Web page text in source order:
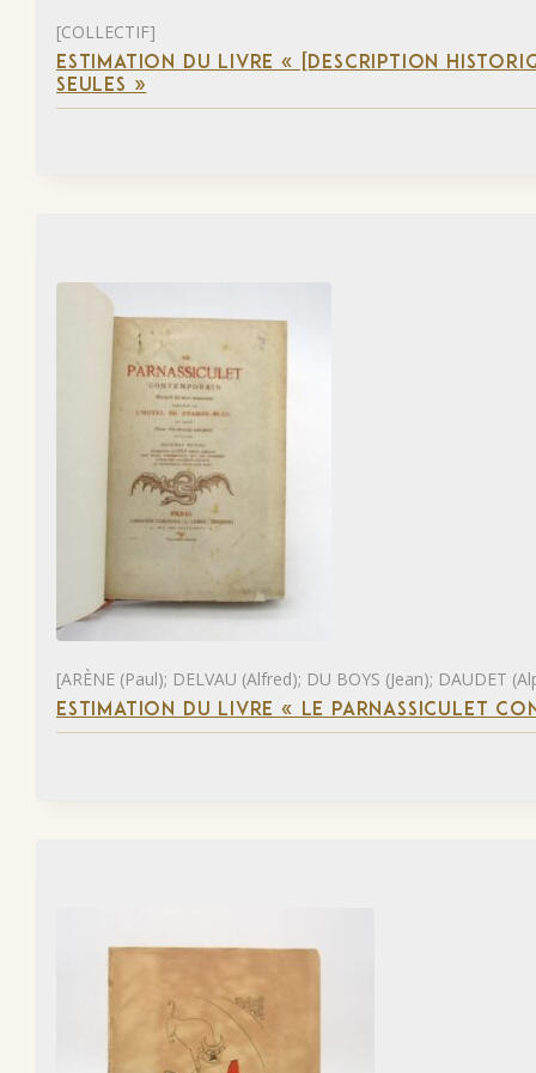
[COLLECTIF]
ESTIMATION DU LIVRE « [DESCRIPTION
SEULES »
[ARÈNE (Paul); DELVAU (Alfred); DU BOYS (Jean); DAUDET
ESTIMATION DU LIVRE « LE PARNASSICULET